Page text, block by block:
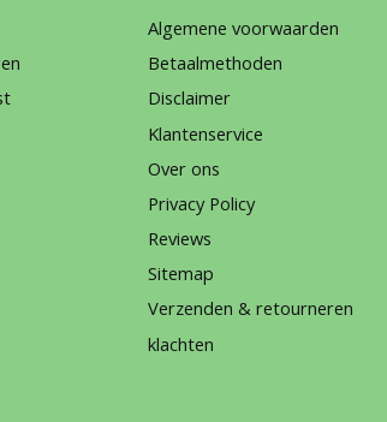
Algemene voorwaarden
Betaalmethoden
Disclaimer
Klantenservice
Over ons
Privacy Policy
Reviews
Sitemap
Verzenden & retourneren
klachten